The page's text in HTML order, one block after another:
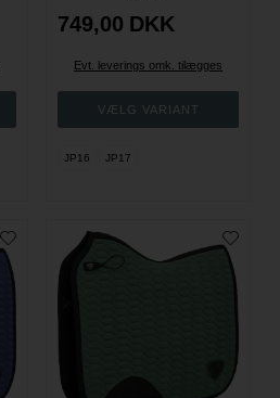
749,00 DKK
Evt. leverings omk. tilægges
JP16 JP17